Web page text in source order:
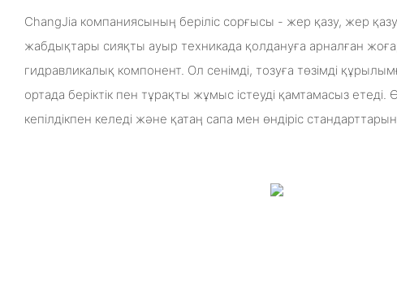
ChangJia компаниясының беріліс сорғысы - жер қазу, жер
жабдықтары сияқты ауыр техникада қолдануға арналған
гидравликалық компонент. Ол сенімді, тозуға төзімді
ортада беріктік пен тұрақты жұмыс істеуді қамтамасыз етеді.
кепілдікпен келеді және қатаң сапа мен өндіріс